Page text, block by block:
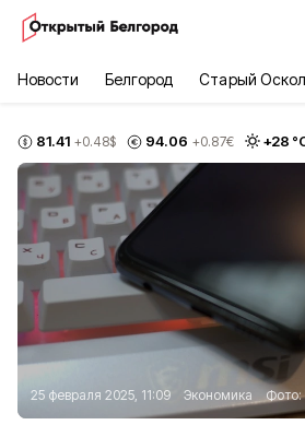
Новости Белгород Старый Оскол
81.41 +0.48$ 94.06 +0.87€ +28
25 февраля 2025, 11:09 Экономика Фото: